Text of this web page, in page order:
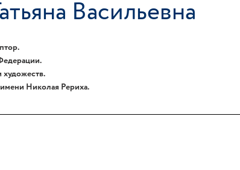
Васильевна
Николая Рериха.